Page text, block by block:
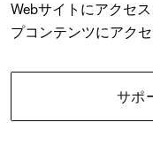
Webサイトにアクセ
プコンテンツにアク
サポ